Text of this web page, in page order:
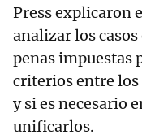
Press explicaron
analizar los
penas impuestas
criterios entre los
y si es necesario
unificarlos.